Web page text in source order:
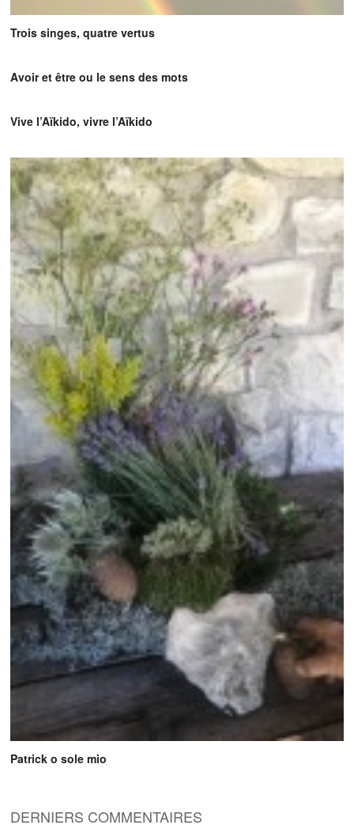
Trois singes, quatre vertus
Avoir et être ou le sens des mots
Vive l’Aïkido, vivre l’Aïkido
Patrick o sole mio
DERNIERS COMMENTAIRES